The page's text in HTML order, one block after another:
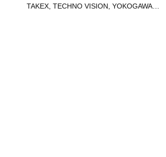
TAKEX TECHNO VISION YOKOGAWA